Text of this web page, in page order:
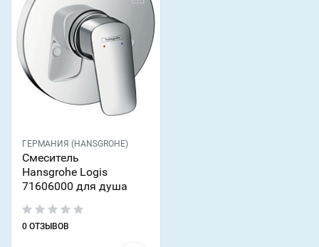
ГЕРМАНИЯ (HANSGROHE)
Смеситель
Hansgrohe Logis
71606000 для душа
0 ОТЗЫВОВ